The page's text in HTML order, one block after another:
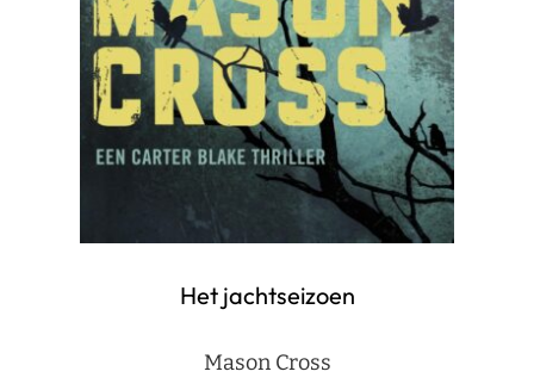
Het jachtseizoen
Mason Cross